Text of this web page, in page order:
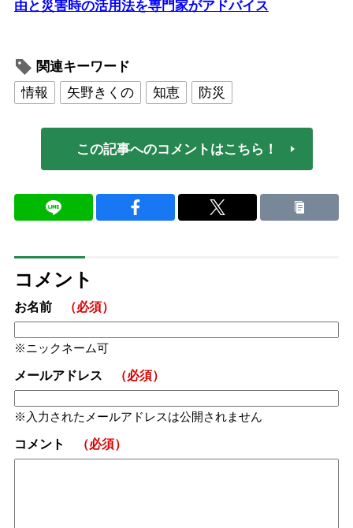
由と災害時の活用法を専門家がアドバイス
関連キーワード
情報
矢野きくの 知恵 防災
この記事へのコメントはこちら！
コメント
お名前 （必須）
ニックネーム可
メールアドレス （必須）
入力されたメールアドレスは公開されません
コメント （必須）